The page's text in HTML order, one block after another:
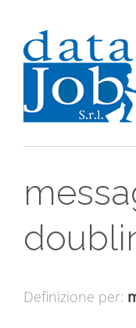
Definizione per: